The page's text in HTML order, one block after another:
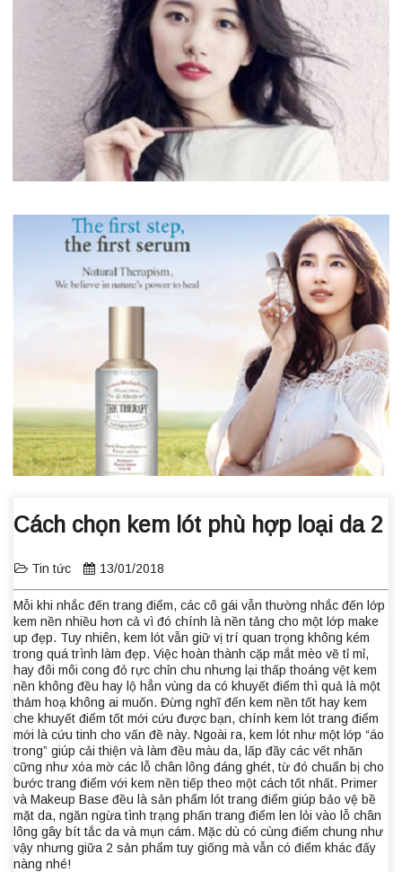
Chăm Sóc Da Dầu Mụn Với Dr.Belmeur
Cùng Suzy cập nhật quy trình dưỡng da hoàn toàn mới
Cách chọn kem lót phù hợp loại da 2
Tin tức 13/01/2018
Mỗi khi nhắc đến trang điểm, các cô gái vẫn thường nhắc đến lớp
kem nền nhiều hơn cả vì đó chính là nền tảng cho một lớp make
up đẹp. Tuy nhiên, kem lót vẫn giữ vị trí quan trọng không kém
trong quá trình làm đẹp. Việc hoàn thành cặp mắt mèo vẽ tỉ mỉ,
hay đôi môi cong đỏ rực chỉn chu nhưng lại thấp thoáng vệt kem
nền không đều hay lộ hẳn vùng da có khuyết điểm thì quả là một
thảm hoạ không ai muốn. Đừng nghĩ đến kem nền tốt hay kem
che khuyết điểm tốt mới cứu được bạn, chính kem lót trang điểm
mới là cứu tinh cho vấn đề này. Ngoài ra, kem lót như một lớp “áo
trong” giúp cải thiện và làm đều màu da, lấp đầy các vết nhăn
cững như xóa mờ các lỗ chân lông đáng ghét, từ đó chuẩn bị cho
bước trang điểm với kem nền tiếp theo một cách tốt nhất. Primer
và Makeup Base đều là sản phẩm lót trang điểm giúp bảo vệ bề
mặt da, ngăn ngừa tình trạng phấn trang điểm len lỏi vào lỗ chân
lông gây bít tắc da và mụn cám. Mặc dù có cùng điểm chung như
vậy nhưng giữa 2 sản phẩm tuy giống mà vẫn có điểm khác đấy
nàng nhé!